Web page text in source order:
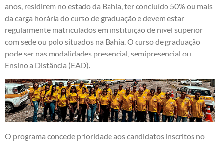
anos, residirem no estado da Bahia, ter concluído 50% ou mais
da carga horária do curso de graduação e devem estar
regularmente matriculados em instituição de nível superior
com sede ou polo situados na Bahia. O curso de graduação
pode ser nas modalidades presencial, semipresencial ou
Ensino a Distância (EAD).
O programa concede prioridade aos candidatos inscritos no